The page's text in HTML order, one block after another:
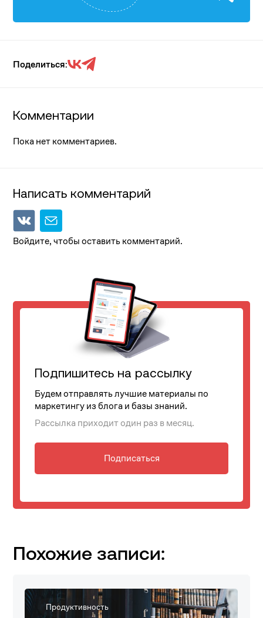
Поделиться:
Комментарии
Пока нет комментариев.
Написать комментарий
Войдите, чтобы оставить комментарий.
Подпишитесь на рассылку
Будем отправлять лучшие материалы по
маркетингу из блога и базы знаний.
Рассылка приходит один раз в месяц.
Подписаться
Похожие записи:
Продуктивность